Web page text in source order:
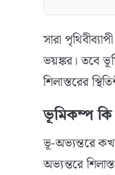
সারা
ভয়ঙ্কর। তবে
শিলাস্তরের
ভূমিকম্প
ভূ-অভ্যন্তরে
অভ্যন্তরে